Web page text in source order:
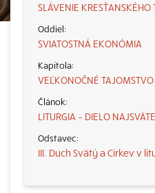
SLÁVENIE KRESŤANSKÉHO
SVIATOSTNÁ EKONÓMIA
VEĽKONOČNÉ
LITURGIA – DIELO
III. Duch Svätý a Cirkev v